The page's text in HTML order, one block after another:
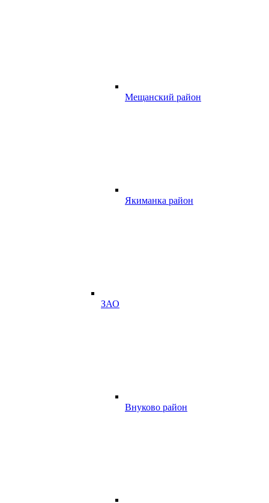
Мещанский район
Якиманка район
ЗАО
Внуково район